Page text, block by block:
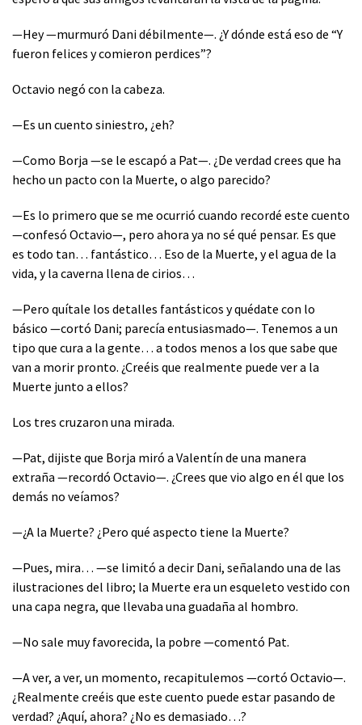
—Hey —murmuró Dani débilmente—. ¿Y dónde está eso de “Y
fueron felices y comieron perdices”?
Octavio negó con la cabeza.
—Es un cuento siniestro, ¿eh?
—Como Borja —se le escapó a Pat—. ¿De verdad crees que ha
hecho un pacto con la Muerte, o algo parecido?
—Es lo primero que se me ocurrió cuando recordé este cuento
—confesó Octavio—, pero ahora ya no sé qué pensar. Es que
es todo tan… fantástico… Eso de la Muerte, y el agua de la
vida, y la caverna llena de cirios…
—Pero quítale los detalles fantásticos y quédate con lo
básico —cortó Dani; parecía entusiasmado—. Tenemos a un
tipo que cura a la gente… a todos menos a los que sabe que
van a morir pronto. ¿Creéis que realmente puede ver a la
Muerte junto a ellos?
Los tres cruzaron una mirada.
—Pat, dijiste que Borja miró a Valentín de una manera
extraña —recordó Octavio—. ¿Crees que vio algo en él que los
demás no veíamos?
—¿A la Muerte? ¿Pero qué aspecto tiene la Muerte?
—Pues, mira… —se limitó a decir Dani, señalando una de las
ilustraciones del libro; la Muerte era un esqueleto vestido con
una capa negra, que llevaba una guadaña al hombro.
—No sale muy favorecida, la pobre —comentó Pat.
—A ver, a ver, un momento, recapitulemos —cortó Octavio—.
¿Realmente creéis que este cuento puede estar pasando de
verdad? ¿Aquí, ahora? ¿No es demasiado…?